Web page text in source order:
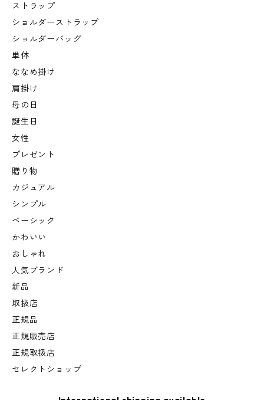
ストラップ
ショルダーストラップ
ショルダーバッグ
単体
ななめ掛け
肩掛け
母の日
誕生日
女性
プレゼント
贈り物
カジュアル
シンプル
ベーシック
かわいい
おしゃれ
人気ブランド
新品
取扱店
正規品
正規販売店
正規取扱店
セレクトショップ